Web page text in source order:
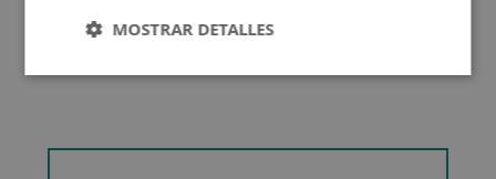
MOSTRAR DETALLES